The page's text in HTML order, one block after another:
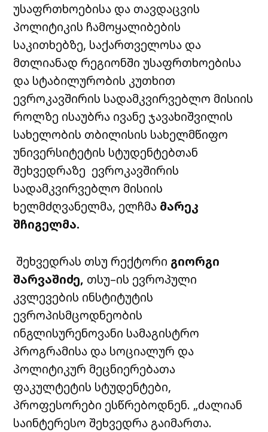
უსაფრთხოებისა და თავდაცვის
პოლიტიკის ჩამოყალიბების
საკითხებზე, საქართველოსა და
მთლიანად რეგიონში უსაფრთხოებისა
და სტაბილურობის კუთხით
ევროკავშირის სადამკვირვებლო მისიის
როლზე ისაუბრა ივანე ჯავახიშვილის
სახელობის თბილისის სახელმწიფო
უნივერსიტეტის სტუდენტებთან
შეხვედრაზე ევროკავშირის
სადამკვირვებლო მისიის
ხელმძღვანელმა, ელჩმა მარეკ
შჩიგელმა.
შეხვედრას თსუ რექტორი გიორგი
შარვაშიძე, თსუ–ის ევროპული
კვლევების ინსტიტუტის
ევროპისმცოდნეობის
ინგლისურენოვანი სამაგისტრო
პროგრამისა და სოციალურ და
პოლიტიკურ მეცნიერებათა
ფაკულტეტის სტუდენტები,
პროფესორები ესწრებოდნენ. „ძალიან
საინტერესო შეხვედრა გაიმართა.